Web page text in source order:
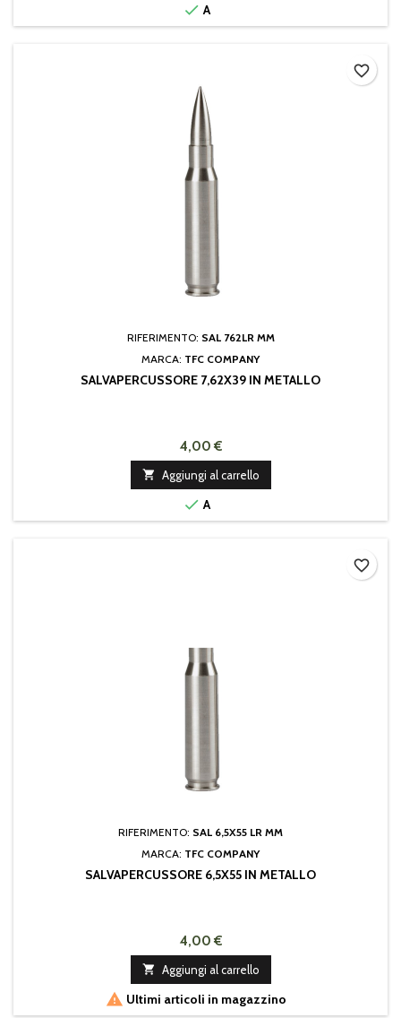
 A
RIFERIMENTO: SAL 762LR MM
MARCA: TFC COMPANY
SALVAPERCUSSORE 7,62X39 IN METALLO
4,00 €
 Aggiungi al carrello
 A
favorite_border
RIFERIMENTO: SAL 6,5X55 LR MM
MARCA: TFC COMPANY
SALVAPERCUSSORE 6,5X55 IN METALLO
4,00 €
 Aggiungi al carrello
 Ultimi articoli in magazzino
favorite_border